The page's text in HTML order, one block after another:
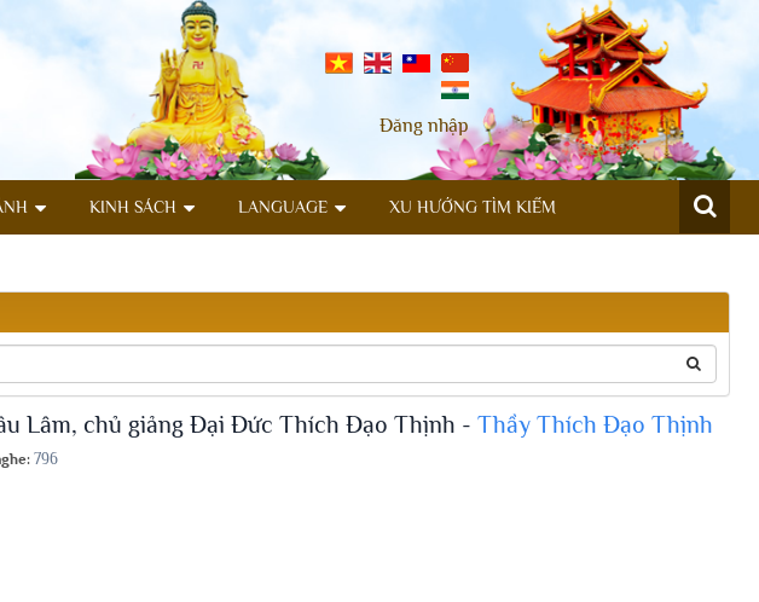
Đăng nhập
KINH SÁCH LANGUAGE XU HƯỚNG TÌM KIẾM
Lâm, chủ giảng Đại Đức Thích Đạo Thịnh - Thầy Thích Đạo Thịnh
796